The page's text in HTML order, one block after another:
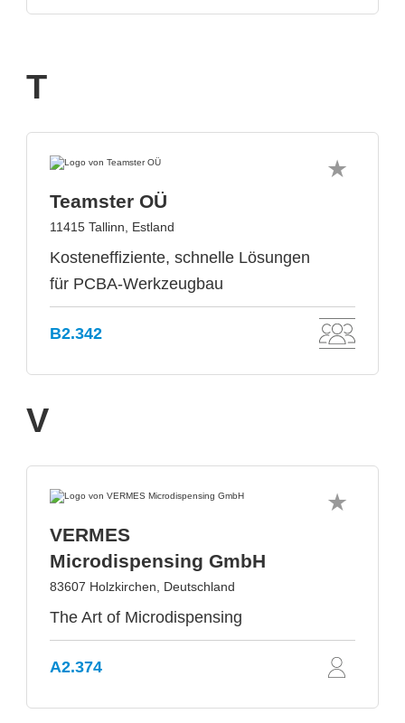
T
Teamster OÜ
11415 Tallinn, Estland
Kosteneffiziente, schnelle Lösungen
für PCBA-Werkzeugbau
B2.342
V
VERMES
Microdispensing GmbH
83607 Holzkirchen, Deutschland
The Art of Microdispensing
A2.374